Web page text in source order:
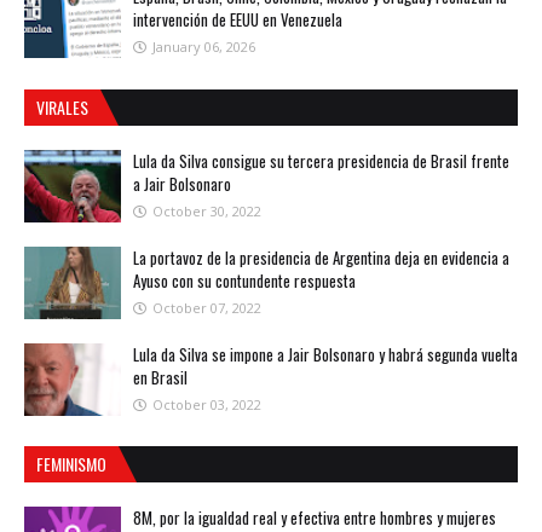
intervención de EEUU en Venezuela
January 06, 2026
VIRALES
Lula da Silva consigue su tercera presidencia de Brasil frente
a Jair Bolsonaro
October 30, 2022
La portavoz de la presidencia de Argentina deja en evidencia a
Ayuso con su contundente respuesta
October 07, 2022
Lula da Silva se impone a Jair Bolsonaro y habrá segunda vuelta
en Brasil
October 03, 2022
FEMINISMO
8M, por la igualdad real y efectiva entre hombres y mujeres